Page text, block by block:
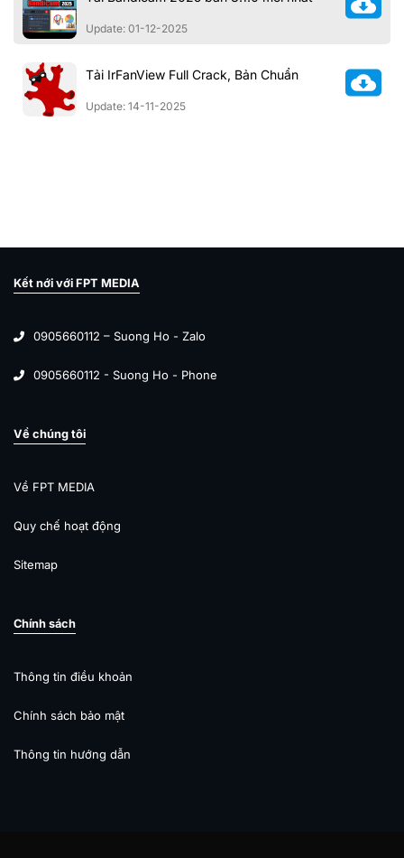
Update: 01-12-2025
Tải IrFanView Full Crack, Bản Chuẩn
Update: 14-11-2025
Kết nới với FPT MEDIA
0905660112 – Suong Ho - Zalo
0905660112 - Suong Ho - Phone
Về chúng tôi
Về FPT MEDIA
Quy chế hoạt động
Sitemap
Chính sách
Thông tin điều khoản
Chính sách bảo mật
Thông tin hướng dẫn